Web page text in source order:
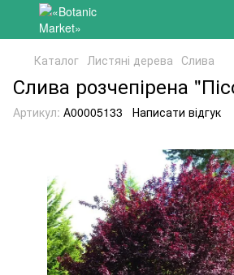
Каталог Листяні дерева Слива
Слива розчепірена
Артикул: А00005133 Написати відгук